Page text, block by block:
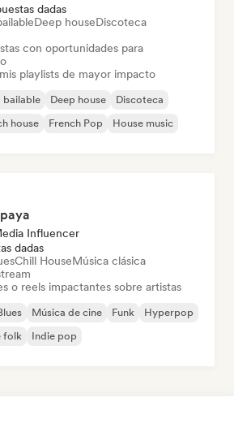
dadas
Deep houseDiscoteca
con oportunidades para
playlists de mayor impacto
bailable Deep house
Discoteca
house French Pop House music
Influencer
dadas
Chill HouseMúsica clásica
o reels impactantes sobre artistas
Música de cine Funk
Hyperpop
folk Indie pop